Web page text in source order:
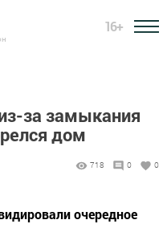
16+
за замыкания
дом
718 0 0
очередное